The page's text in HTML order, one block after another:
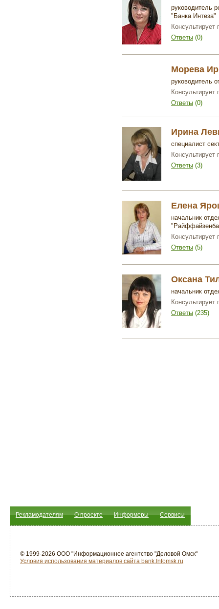
руководитель
"Банка Интеза"
Ответы (0)
Морева
руководитель
Консультирует
Ответы (0)
Ирина
специалист
Консультирует
Ответы (3)
Елена
начальник
Консультирует
Ответы (5)
Оксана
начальник
Ответы (235)
Рекламодателям О проекте Информеры Сервисы
© 1999-2026 ООО "Информационное агентство "Деловой Омск"
Условия использования материалов сайта bank.Infomsk.ru